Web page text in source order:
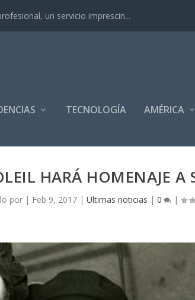
un servicio imprescin...
TECNOLOGÍA AMÉRICA
HARÁ HOMENAJE A
por | Feb 9, 2017| Ultimas noticias | 0 |